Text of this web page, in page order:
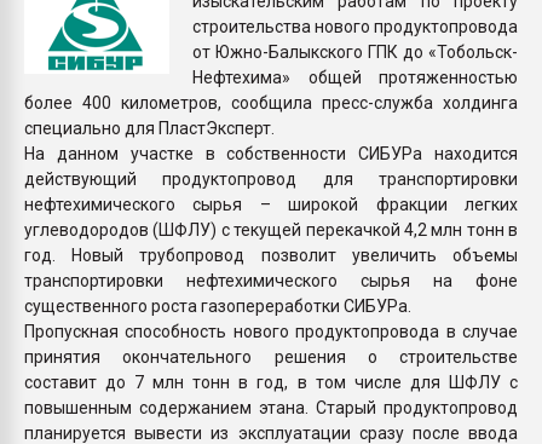
строительства нового продуктопровода
от Южно-Балыкского ГПК до «Тобольск-
Нефтехима» общей протяженностью
более 400 километров, сообщила пресс-служба холдинга
специально для ПластЭксперт.
На данном участке в собственности СИБУРа находится
действующий продуктопровод для транспортировки
нефтехимического сырья – широкой фракции легких
углеводородов (ШФЛУ) с текущей перекачкой 4,2 млн тонн в
год. Новый трубопровод позволит увеличить объемы
транспортировки нефтехимического сырья на фоне
существенного роста газопереработки СИБУРа.
Пропускная способность нового продуктопровода в случае
принятия окончательного решения о строительстве
составит до 7 млн тонн в год, в том числе для ШФЛУ с
повышенным содержанием этана. Старый продуктопровод
планируется вывести из эксплуатации сразу после ввода